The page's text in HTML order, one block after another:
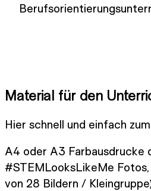
Material für den
Hier schnell und einfach
A4 oder A3 Farbausdrucke
#STEMLooksLikeMe Fotos,
von 28 Bildern /